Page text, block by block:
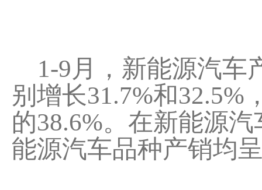
1-9月，新能源汽车
别增长31.7%和
的38.6%。在新能源
能源汽车品种产销均